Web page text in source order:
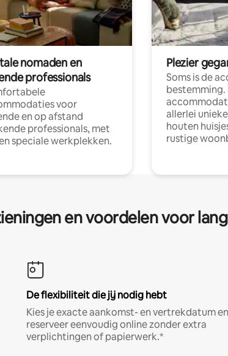
nomaden en
professionals
voor
en op afstand
professionals, met
speciale werkplekken.
Plezier
Soms is de
bestemming.
allerlei
houten
rustige
en voordelen voor
De flexibiliteit die jij nodig hebt
Kies je exacte aankomst- en vertrekdatum en
reserveer eenvoudig online zonder extra
verplichtingen of papierwerk.*